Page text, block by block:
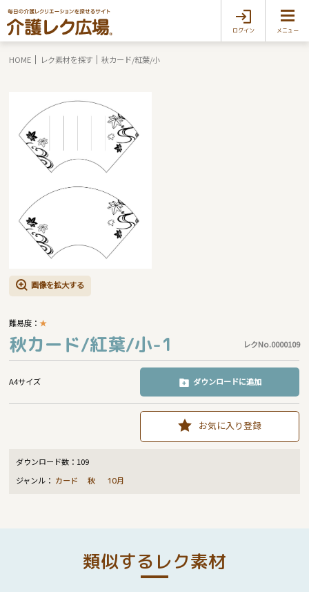
ログイン メニュー
HOME レク素材を探す 秋カード/紅葉/小
画像を拡大する
難易度：★
秋カード/紅葉/小-1 レクNo.0000109
A4サイズ ダウンロードに追加
お気に入り登録
ダウンロード数： 109
ジャンル： カード 秋 10月
類似するレク素材